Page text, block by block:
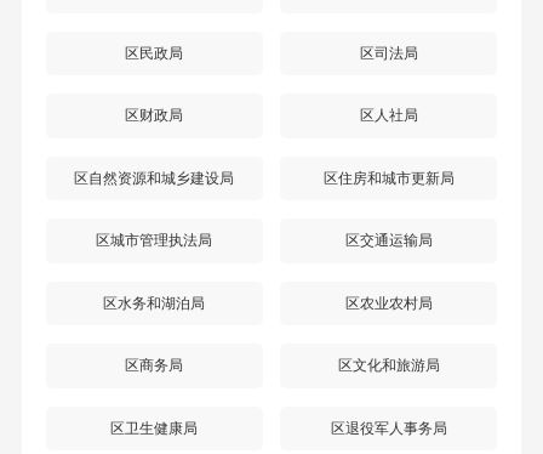
区民政局 区司法局
区财政局 区人社局
区自然资源和城乡建设局 区住房和城市更新局
区城市管理执法局 区交通运输局
区水务和湖泊局 区农业农村局
区商务局 区文化和旅游局
区卫生健康局 区退役军人事务局